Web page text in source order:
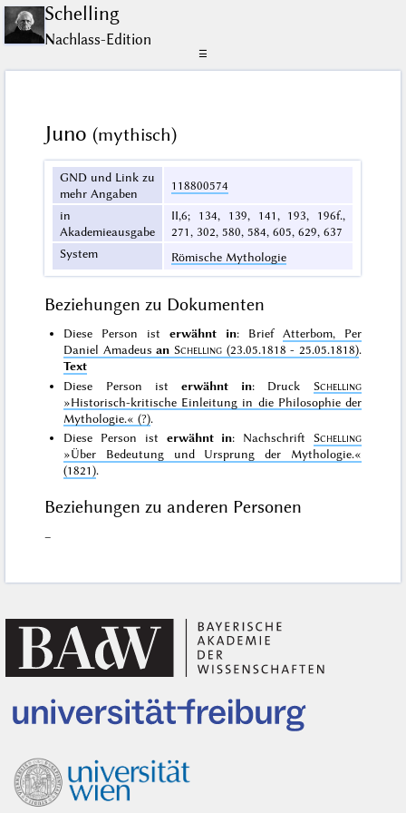
Schelling
Nachlass-Edition
☰
Juno (mythisch)
GND und Link zu
mehr Angaben
118800574
in
Akademieausgabe
II,6; 134, 139, 141, 193, 196f.,
271, 302, 580, 584, 605, 629, 637
System
Römische Mythologie
Beziehungen zu Dokumenten
Diese Person isterwähnt in: Brief Atterbom, Per
Daniel Amadeusan Schelling (23.05.1818 - 25.05.1818).
Text
Diese Person ist erwähnt in: Druck Schelling
»Historisch-kritische Einleitung in die Philosophie der
Mythologie.« (?).
Diese Person ist erwähnt in: Nachschrift Schelling
»Über Bedeutung und Ursprung der Mythologie.«
(1821).
Beziehungen zu anderen Personen
–